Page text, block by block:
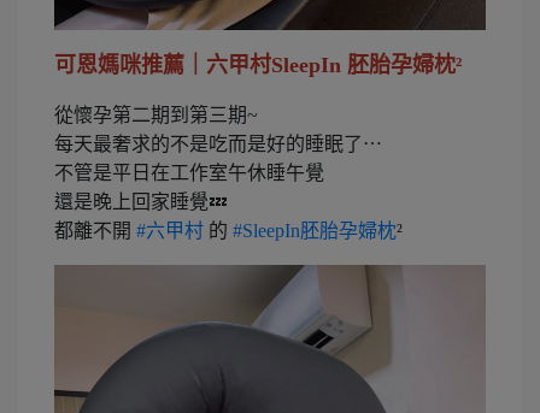
可恩媽咪推薦｜六甲村SleepIn 胚胎孕婦枕²
從懷孕第二期到第三期~
每天最奢求的不是吃而是好的睡眠了⋯
不管是平日在工作室午休睡午覺
還是晚上回家睡覺💤
都離不開 #六甲村 的 #SleepIn胚胎孕婦枕²